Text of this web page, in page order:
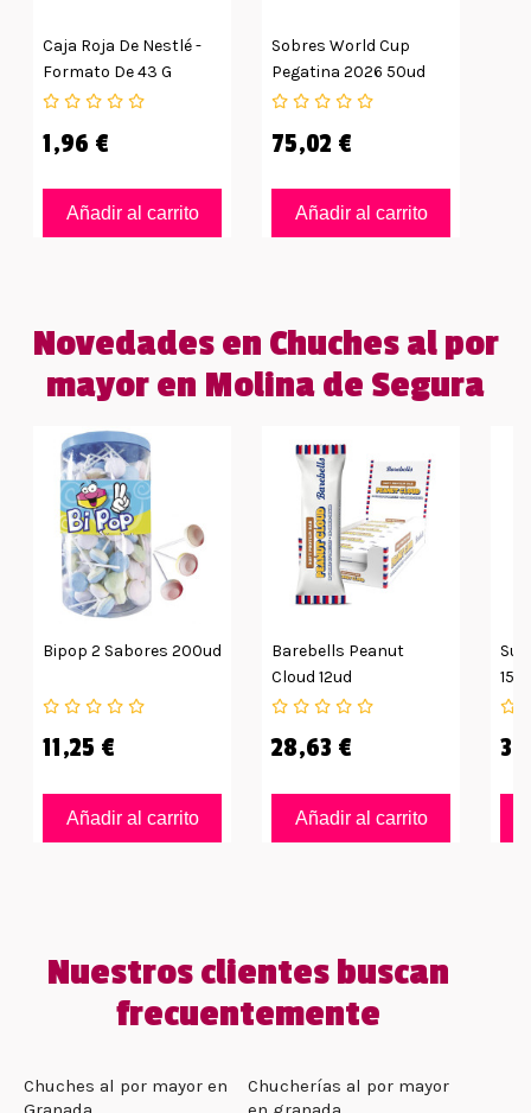
Caja Roja De Nestlé -
Formato De 43 G
1,96 €
Añadir al carrito
Sobres World Cup
Pegatina 2026 50ud
75,02 €
Añadir al carrito
Novedades en Chuches al por
mayor en Molina de Segura
Bipop 2 Sabores 200ud
11,25 €
Añadir al carrito
Barebells Peanut
Cloud 12ud
28,63 €
Añadir al carrito
Nuestros clientes buscan
frecuentemente
Chuches al por mayor en
Chucherías al por mayor